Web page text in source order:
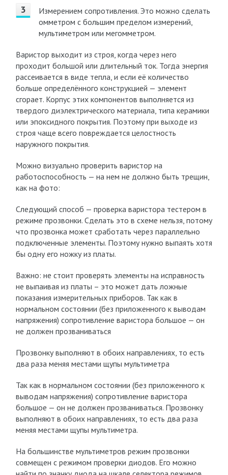
Измерением сопротивления. Это можно сделать
омметром с большим пределом измерений,
мультиметром или мегомметром.
Варистор выходит из строя, когда через него
проходит большой или длительный ток. Тогда энергия
рассеивается в виде тепла, и если её количество
больше определённого конструкцией — элемент
сгорает. Корпус этих компонентов выполняется из
твердого диэлектрического материала, типа керамики
или эпоксидного покрытия. Поэтому при выходе из
строя чаще всего повреждается целостность
наружного покрытия.
Можно визуально проверить варистор на
работоспособность — на нем не должно быть трещин,
как на фото:
Следующий способ — проверка варистора тестером в
режиме прозвонки. Сделать это в схеме нельзя, потому
что прозвонка может сработать через параллельно
подключенные элементы. Поэтому нужно выпаять хотя
бы одну его ножку из платы.
Важно: не стоит проверять элементы на исправность
не выпаивая из платы – это может дать ложные
показания измерительных приборов. Так как в
нормальном состоянии (без приложенного к выводам
напряжения) сопротивление варистора большое — он
не должен прозваниваться
Прозвонку выполняют в обоих направлениях, то есть
два раза меняя местами щупы мультиметра
Так как в нормальном состоянии (без приложенного к
выводам напряжения) сопротивление варистора
большое — он не должен прозваниваться. Прозвонку
выполняют в обоих направлениях, то есть два раза
меняя местами щупы мультиметра.
На большинстве мультиметров режим прозвонки
совмещен с режимом проверки диодов. Его можно